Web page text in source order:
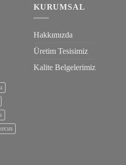
KURUMSAL
Hakkımızda
Üretim Tesisimiz
Kalite Belgelerimiz